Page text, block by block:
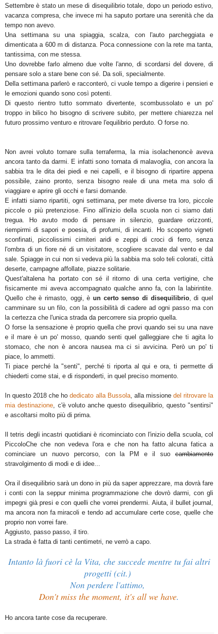
Settembre è stato un mese di disequilibrio totale, dopo un periodo estivo,
vacanza compresa, che invece mi ha saputo portare una serenità che da
tempo non avevo.
Una settimana su una spiaggia, scalza, con l'auto parcheggiata e
dimenticata a 600 m di distanza. Poca connessione con la rete ma tanta,
tantissima, con me stessa.
Uno dovrebbe farlo almeno due volte l'anno, di scordarsi del dovere, di
pensare solo a stare bene con sé. Da soli, specialmente.
Della settimana parlerò e racconterò, ci vuole tempo a digerire i pensieri e
le emozioni quando sono così potenti.
Di questo rientro tutto sommato divertente, scombussolato e un po'
troppo in bilico ho bisogno di scrivere subito, per mettere chiarezza nel
futuro prossimo venturo e ritrovare l'equilibrio perduto. O forse no.
Non avrei voluto tornare sulla terraferma, la mia isolachenoncè aveva
ancora tanto da darmi. E infatti sono tornata di malavoglia, con ancora la
sabbia tra le dita dei piedi e nei capelli, e il bisogno di ripartire appena
possibile, zaino pronto, senza bisogno reale di una meta ma solo di
viaggiare e aprire gli occhi e farsi domande.
E infatti siamo ripartiti, ogni settimana, per mete diverse tra loro, piccole
piccole o più pretenziose. Fino all'inizio della scuola non ci siamo dati
tregua. Ho avuto modo di pensare in silenzio, guardare orizzonti,
riempirmi di sapori e poesia, di profumi, di incanti. Ho scoperto vigneti
sconfinati, piccolissimi cimiteri aridi e zeppi di croci di ferro, senza
l'ombra di un fiore né di un visitatore, scogliere scavate dal vento e dal
sale. Spiagge in cui non si vedeva più la sabbia ma solo teli colorati, città
deserte, campagne affollate, piazze solitarie.
Quest'altalena ha portato con sé il ritorno di una certa vertigine, che
fisicamente mi aveva accompagnato qualche anno fa, con la labirintite.
Quello che è rimasto, oggi, è un certo senso di disequilibrio, di quel
camminare su un filo, con la possibilità di cadere ad ogni passo ma con
la certezza che l'unica strada da percorrere sia proprio quella.
O forse la sensazione è proprio quella che provi quando sei su una nave
e il mare è un po' mosso, quando senti quel galleggiare che ti agita lo
stomaco, che non è ancora nausea ma ci si avvicina. Però un po' ti
piace, lo ammetti.
Ti piace perché la "senti", perché ti riporta al qui e ora, ti permette di
chiederti come stai, e di risponderti, in quel preciso momento.
In questo 2018 che hodedicato alla Bussola, alla missione del ritrovare la
mia destinazione, c'è voluto anche questo disequilibrio, questo "sentirsi"
e ascoltarsi molto più di prima.
Il tetris degli incastri quotidiani è ricominciato con l'inizio della scuola, col
PiccoloChe che non vedeva l'ora e che non ha fatto alcuna fatica a
cominciare un nuovo percorso, con la PM e il suo cambiamento
stravolgimento di modi e di idee...
Ora il disequilibrio sarà un dono in più da saper apprezzare, ma dovrà fare
i conti con la seppur minima programmazione che dovrò darmi, con gli
impegni già presi e con quelli che vorrei prendermi. Aiuta, il bullet journal,
ma ancora non fa miracoli e tendo ad accumulare certe cose, quelle che
proprio non vorrei fare.
Aggiusto, passo passo, il tiro.
La strada è fatta di tanti centimetri, ne verrò a capo.
Intanto là fuori cè la Vita, che succede mentre tu fai altri
progetti (cit.)
Non perdere l'attimo,
Don't miss the moment, it's all we have.
Ho ancora tante cose da recuperare.